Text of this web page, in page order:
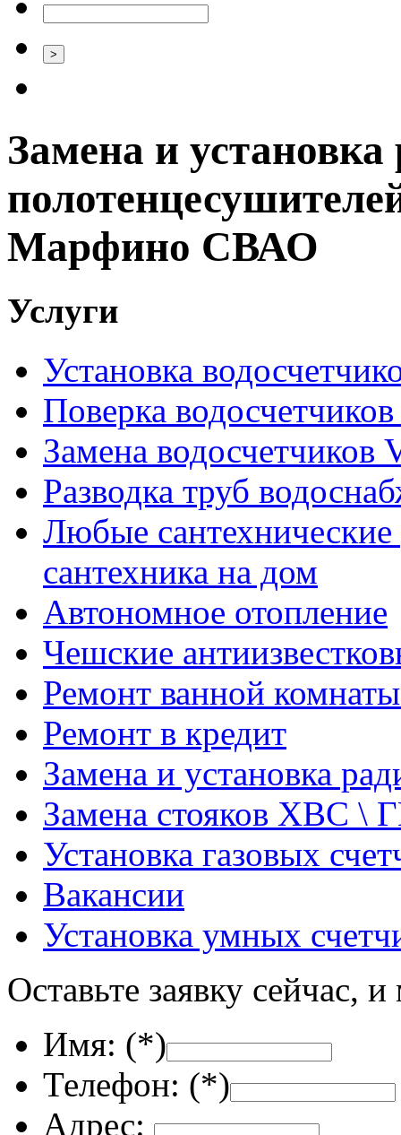
Замена и установка
Марфино СВАО
Услуги
Установка
Поверка водосчетчиков
Замена
Разводка труб
Любые
сантехника на дом
Автономное отопление
Чешские
Ремонт ванной
Ремонт в кредит
Замена и установка
Замена стояков ХВС \
Установка газовых
Вакансии
Установка умных
Оставьте заявку сейчас,
Имя: (*)
Телефон: (*)
Адрес: